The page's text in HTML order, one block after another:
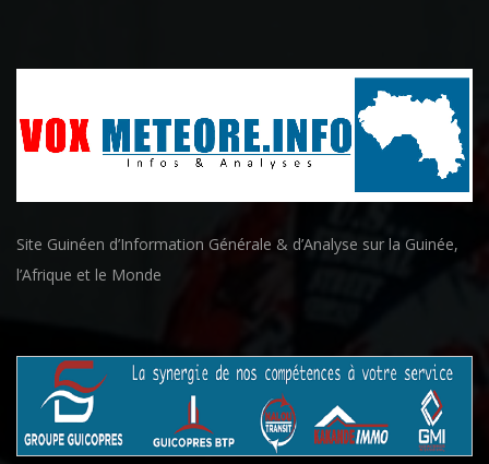
Site Guinéen d’Information Générale & d’Analyse sur la Guinée,
l’Afrique et le Monde